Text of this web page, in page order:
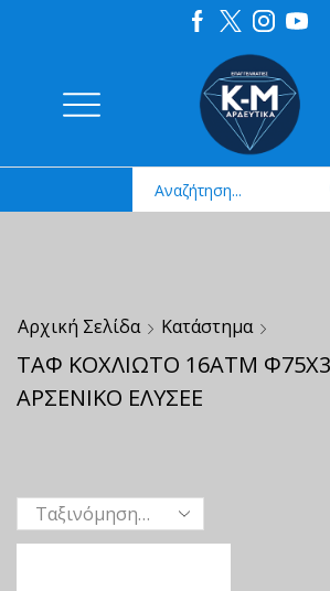
Αρχική Σελίδα Κατάστημα
ΤΑΦ ΚΟΧΛΙΩΤΟ 16ΑΤΜ
ΑΡΣΕΝΙΚΟ ΕΛΥΣΕΕ